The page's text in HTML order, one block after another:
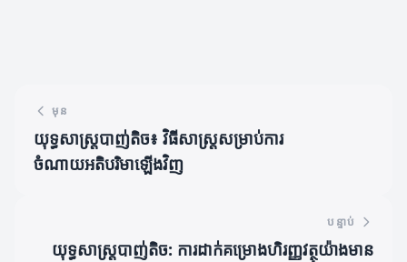
មុន
យុទ្ធសាស្ត្របាញ់តិច៖ វិធីសាស្ត្រសម្រាប់ការ
ចំណាយអតិបរិមាឡើងវិញ
បន្ទាប់
យុទ្ធសាស្ត្របាញ់តិច: ការដាក់គម្រោងហិរញ្ញវត្ថុយ៉ាងមាន